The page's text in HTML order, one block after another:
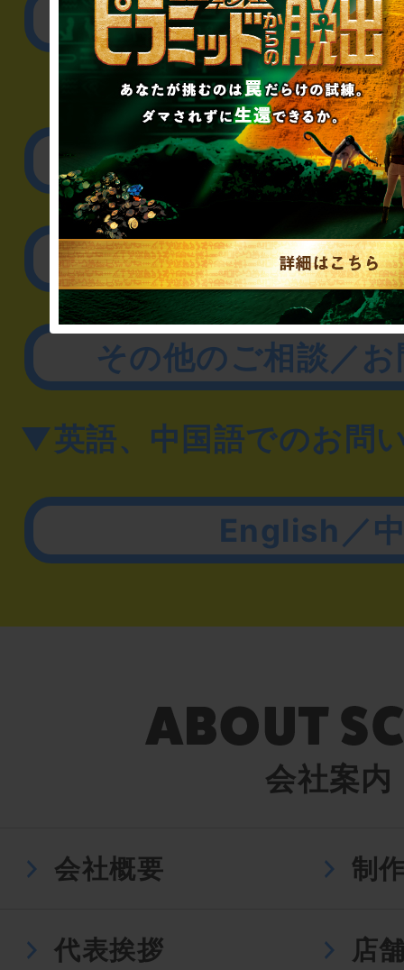
公演内容、チケット
▼企業／法人の方
リアル脱出ゲーム制作
取材に関するお
その他のご相談／
▼英語、中国語でのお問
English／
会社案内
会社概要 制
代表挨拶 店